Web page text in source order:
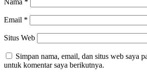
Nama *
Email *
Situs Web
Simpan nama, email, dan situs web saya
untuk komentar saya berikutnya.